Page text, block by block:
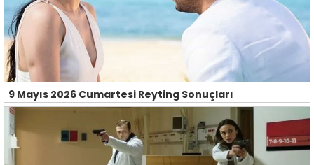
9 Mayıs 2026 Cumartesi Reyting Sonuçları